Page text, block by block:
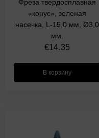
Фреза твердосплавная
«конус», зеленая
насечка, L-15,0 мм, Ø3,0
мм.
€14.35
В корзину